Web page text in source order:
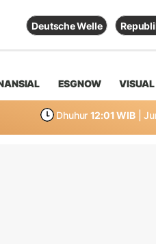
Deutsche Welle
ESGNOW VISUAL
Dhuhur 12:01 WIB |